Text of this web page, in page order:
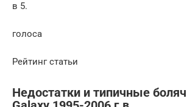
в 5.
голоса
Рейтинг статьи
Недостатки и типичные